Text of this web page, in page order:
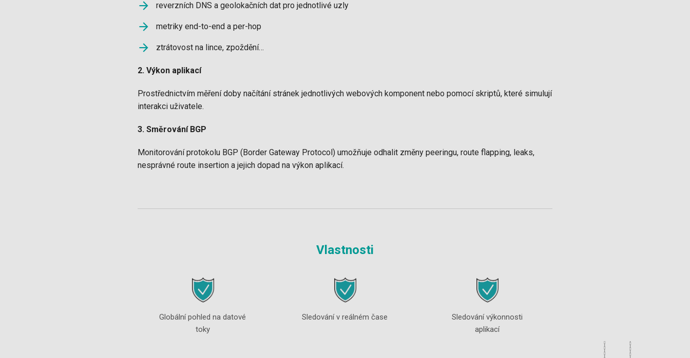
reverzních DNS a geolokačních dat pro jednotlivé uzly
metriky end-to-end a per-hop
ztrátovost na lince, zpoždění…
2. Výkon aplikací
Prostřednictvím měření doby načítání stránek jednotlivých webových komponent nebo pomocí skriptů, které simulují
interakci uživatele.
3. Směrování BGP
Monitorování protokolu BGP (Border Gateway Protocol) umožňuje odhalit změny peeringu, route flapping, leaks,
nesprávné route insertion a jejich dopad na výkon aplikací.
Vlastnosti
Globální pohled na datové
toky
Sledování v reálném čase
Sledování výkonnosti
aplikací